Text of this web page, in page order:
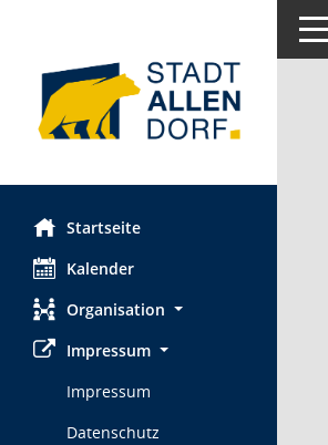
Startseite
Kalender
Organisation
Impressum
Impressum
Datenschutz